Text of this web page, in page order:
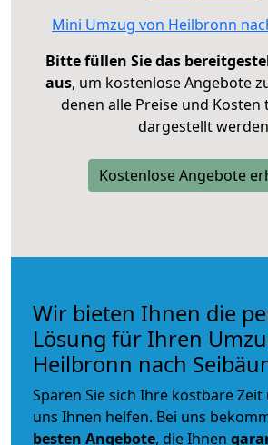
Mini Umzug von Heilbronn
Bitte füllen Sie das
aus, um kostenlose Angebote
denen alle Preise und
dargestellt werden
Kostenlose Angebote
Wir bieten Ihnen die
Lösung für Ihren
Heilbronn nach
Sparen Sie sich Ihre kostbare Zeit
uns Ihnen helfen. Bei uns
besten Angebote, die Ihnen